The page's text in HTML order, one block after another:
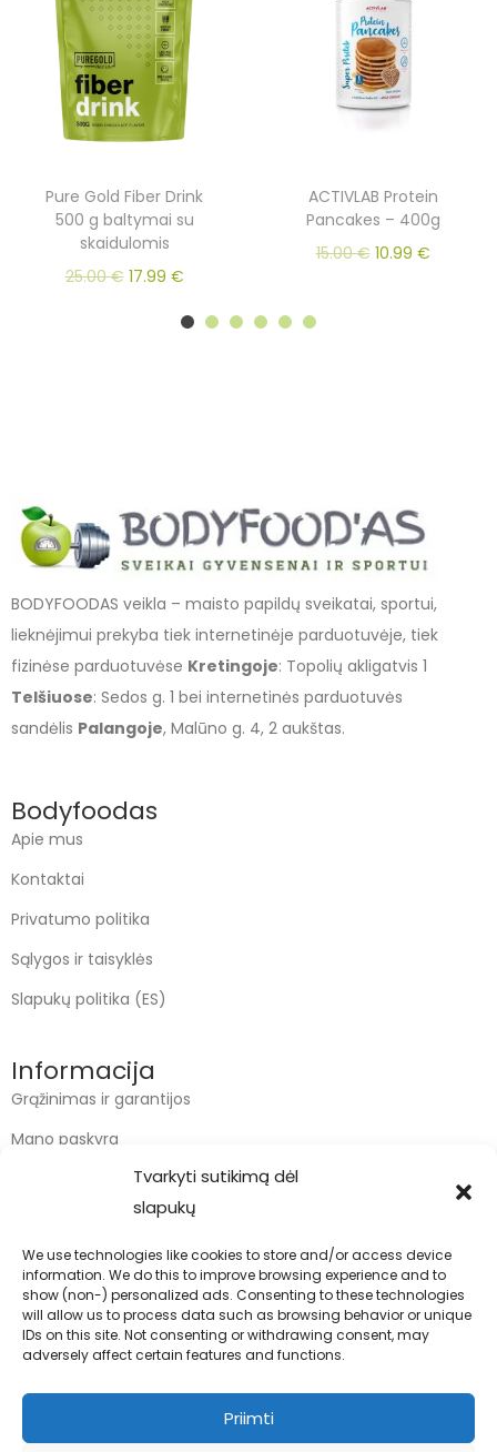
Tvarkyti sutikimą dėl
slapukų
We use technologies like cookies to store and/or access device
information. We do this to improve browsing experience and to
show (non-) personalized ads. Consenting to these technologies
will allow us to process data such as browsing behavior or unique
IDs on this site. Not consenting or withdrawing consent, may
adversely affect certain features and functions.
Priimti
Pure Gold Fiber Drink
500 g baltymai su
skaidulomis
25.00€ 17.99 €
ACTIVLAB Protein
Pancakes – 400g
15.00€ 10.99 €
BODYFOODAS veikla – maisto papildų sveikatai, sportui,
lieknėjimui prekyba tiek internetinėje parduotuvėje, tiek
fizinėse parduotuvėse Kretingoje: Topolių akligatvis 1
Telšiuose: Sedos g. 1 bei internetinės parduotuvės
sandėlis Palangoje, Malūno g. 4, 2 aukštas.
Bodyfoodas
Apie mus
Kontaktai
Privatumo politika
Sąlygos ir taisyklės
Slapukų politika (ES)
Informacija
Grąžinimas ir garantijos
Mano paskyra
Kontaktai
info@bodyfoodas.lt
+370 600 77017